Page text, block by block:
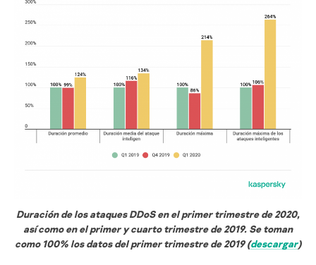
Duración de los ataques DDoS en el primer trimestre de 2020,
así como en el primer y cuarto trimestre de 2019. Se toman
como 100% los datos del primer trimestre de 2019 (descargar)